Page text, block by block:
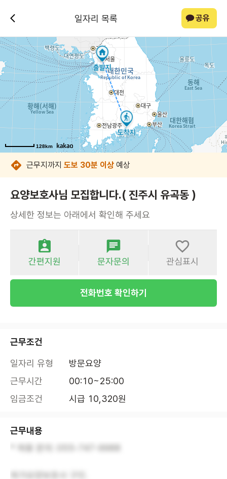
일자리 목록 공유
128km
128km
128km
128km
128km
128km
128km
128km
근무지까지 도보 30분 이상 예상
요양보호사님 모집합니다.( 진주시 유곡동 )
상세한 정보는 아래에서 확인해 주세요
간편지원 문자문의 관심표시
전화번호 확인하기
근무조건
일자리 유형
방문요양
근무시간
00:10~25:00
임금조건
시급 10,320원
근무내용